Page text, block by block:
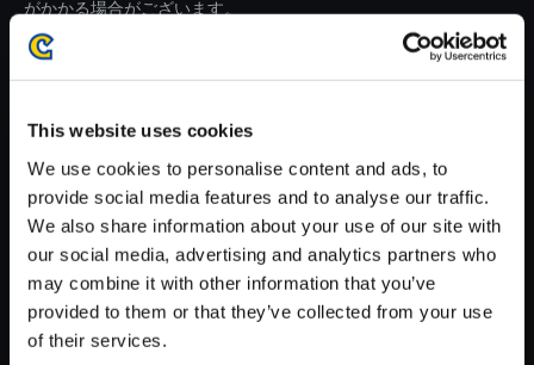
This website uses cookies
We use cookies to personalise content and ads, to
provide social media features and to analyse our traffic.
We also share information about your use of our site with
our social media, advertising and analytics partners who
may combine it with other information that you’ve
provided to them or that they’ve collected from your use
of their services.
がかかる場合がございます。
※ご購入いただいたファイルのダウンロードの際には、通信環境
が安定しているWifi環境でお試しください。
【単曲】E.X.TROOPERS - ORI
GINAL SOUNDTRACK Extrem
e Condition